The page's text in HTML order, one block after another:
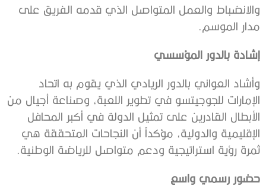
والانضباط والعمل المتواصل الذي قدمه الفريق على
مدار الموسم.
إشادة بالدور المؤسسي
وأشاد العواني بالدور الريادي الذي يقوم به اتحاد
الإمارات للجوجيتسو في تطوير اللعبة، وصناعة أجيال من
الأبطال القادرين على تمثيل الدولة في أكبر المحافل
الإقليمية والدولية، مؤكداً أن النجاحات المتحققة هي
ثمرة رؤية استراتيجية ودعم متواصل للرياضة الوطنية.
حضور رسمي واسع